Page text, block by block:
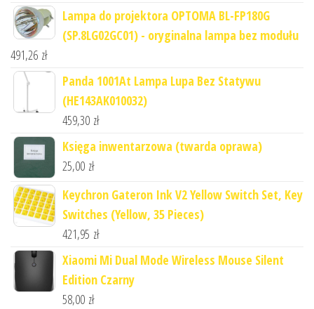
Lampa do projektora OPTOMA BL-FP180G
(SP.8LG02GC01) - oryginalna lampa bez modułu
491,26 zł
Panda 1001At Lampa Lupa Bez Statywu
(HE143AK010032)
459,30 zł
Księga inwentarzowa (twarda oprawa)
25,00 zł
Keychron Gateron Ink V2 Yellow Switch Set, Key
Switches (Yellow, 35 Pieces)
421,95 zł
Xiaomi Mi Dual Mode Wireless Mouse Silent
Edition Czarny
58,00 zł